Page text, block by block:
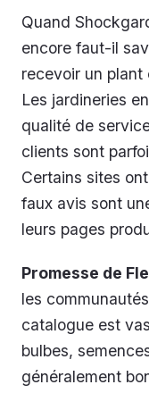
Quand
encore faut-il
recevoir un
Les jardineries
qualité de
clients sont
Certains sites
faux avis sont
leurs pages
Promesse de
les
catalogue est
bulbes,
généralement